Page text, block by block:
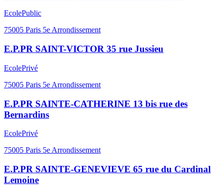
EcolePublic
75005 Paris 5e Arrondissement
E.P.PR SAINT-VICTOR 35 rue Jussieu
EcolePrivé
75005 Paris 5e Arrondissement
E.P.PR SAINTE-CATHERINE 13 bis rue des
Bernardins
EcolePrivé
75005 Paris 5e Arrondissement
E.P.PR SAINTE-GENEVIEVE 65 rue du Cardinal
Lemoine